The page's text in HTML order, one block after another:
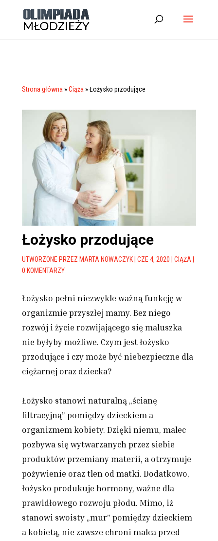
Strona główna »Ciąża »Łożysko przodujące
Łożysko przodujące
UTWORZONE PRZEZ MARTA NOWACZYK| CZE 4, 2020 CIĄŻA|
0 KOMENTARZY
Łożysko pełni niezwykle ważną funkcję w
organizmie przyszłej mamy. Bez niego
rozwój i życie rozwijającego się maluszka
nie byłyby możliwe. Czym jest łożysko
przodujące i czy może być niebezpieczne dla
ciężarnej oraz dziecka?
Łożysko stanowi naturalną „ścianę
filtracyjną” pomiędzy dzieckiem a
organizmem kobiety. Dzięki niemu, malec
pozbywa się wytwarzanych przez siebie
produktów przemiany materii, a otrzymuje
pożywienie oraz tlen od matki. Dodatkowo,
łożysko produkuje hormony, ważne dla
prawidłowego rozwoju płodu. Mimo, iż
stanowi swoisty „mur” pomiędzy dzieckiem
a kobietą, nie zawsze chroni malca przed